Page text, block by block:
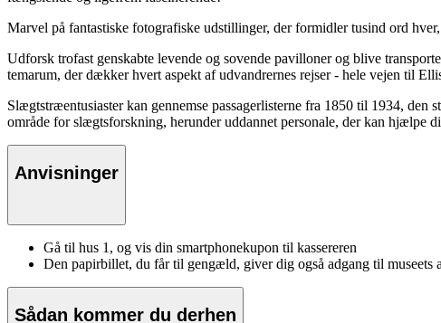
Marvel på fantastiske fotografiske udstillinger, der formidler tusind ord
Udforsk trofast genskabte levende og sovende pavilloner og blive
temarum, der dækker hvert aspekt af udvandrernes rejser - hele vejen til
Slægtstræentusiaster kan gennemse passagerlisterne fra 1850 til 1934,
område for slægtsforskning, herunder uddannet personale, der kan hjælpe
Anvisninger
Gå til hus 1, og vis din smartphonekupon til kassereren
Den papirbillet, du får til gengæld, giver dig også adgang til museets
Sådan kommer du derhen